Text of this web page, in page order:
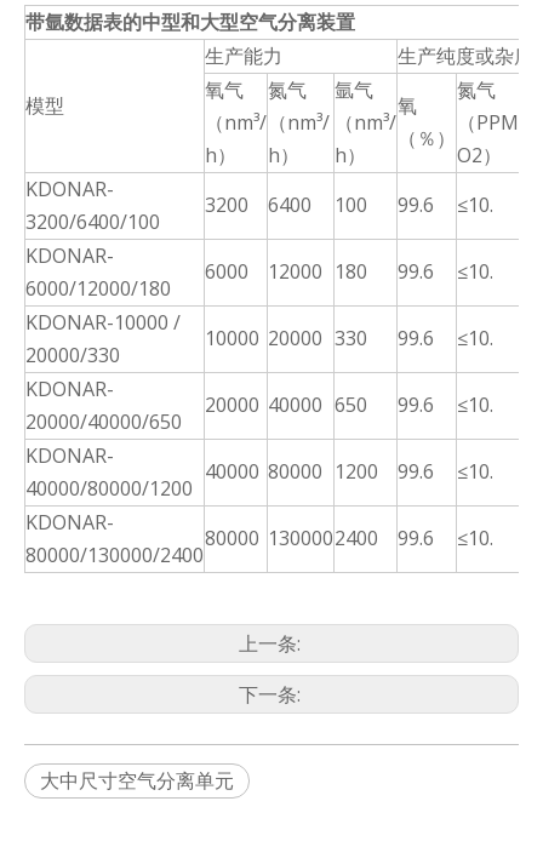
带氩数据表的中型和大型空气分离装置
模型
生产能力
生产纯度或杂质
氧气
（nm³/
h）
氮气
（nm³/
h）
氩气
（nm³/
h）
氧
（％）
氮气
（PPM
O2）
KDONAR-
3200/6400/100
3200 6400 100 99.6 ≤10.
KDONAR-
6000/12000/180
6000 12000 180 99.6 ≤10.
KDONAR-10000 /
20000/330
10000 20000 330 99.6 ≤10.
KDONAR-
20000/40000/650
20000 40000 650 99.6 ≤10.
KDONAR-
40000/80000/1200
40000 80000 1200 99.6 ≤10.
KDONAR-
80000/130000/2400
80000 1300002400 99.6 ≤10.
上一条:
下一条:
大中尺寸空气分离单元